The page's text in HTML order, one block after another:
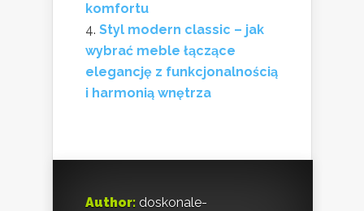
komfortu
Styl modern classic – jak
wybrać meble łączące
elegancję z funkcjonalnością
i harmonią wnętrza
Author: doskonale-